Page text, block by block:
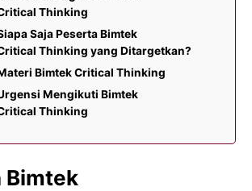
Thinking
Saja Peserta Bimtek
Thinking yang Ditargetkan?
Bimtek Critical Thinking
Mengikuti Bimtek
Thinking
Bimtek